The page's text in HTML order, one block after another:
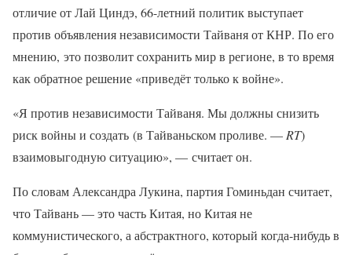
отличие от Лай Циндэ, 66-летний политик выступает
против объявления независимости Тайваня от КНР. По его
мнению, это позволит сохранить мир в регионе, в то время
как обратное решение «приведёт только к войне».
«Я против независимости Тайваня. Мы должны снизить
риск войны и создать (в Тайваньском проливе. — RT)
взаимовыгодную ситуацию», — считает он.
По словам Александра Лукина, партия Гоминьдан считает,
что Тайвань — это часть Китая, но Китая не
коммунистического, а абстрактного, который когда-нибудь в